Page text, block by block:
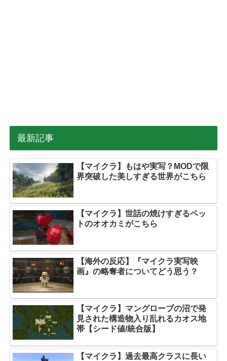
最新記事
【マイクラ】もはや実写？MODで限
界突破した美しすぎる世界がこちら
【マイクラ】世話の焼けすぎるペッ
トのオオカミがこちら
【海外の反応】『マイクラ実写映
画』の略奪者についてどう思う？
【マイクラ】マングローブの沼で発
見された構造物入り乱れるカオス地
帯【シード値/統合版】
【マイクラ】過去最高クラスに長い